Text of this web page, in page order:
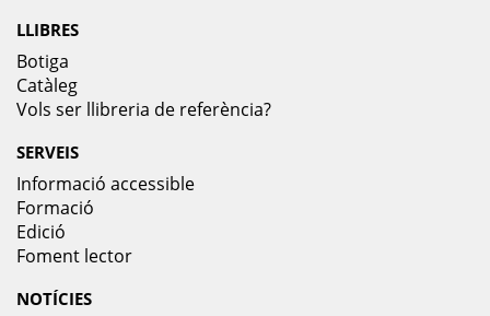
LLIBRES
Botiga
Catàleg
Vols ser llibreria de referència?
SERVEIS
Informació accessible
Formació
Edició
Foment lector
NOTÍCIES